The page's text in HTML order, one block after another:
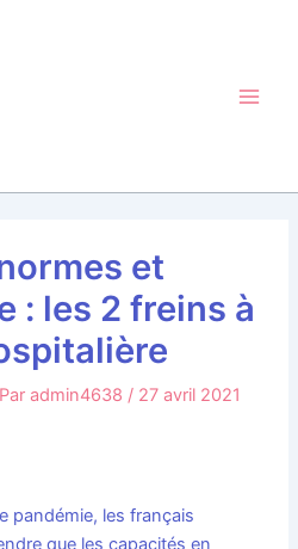
et
: les 2 freins à
admin4638 / 27 avril 2021
pandémie, les français
que les capacités en